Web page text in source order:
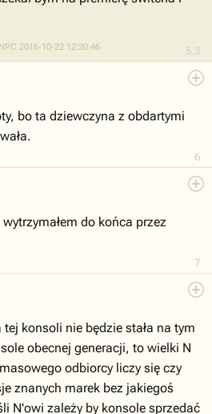
5.3
2016-10-22 12:20:46
6
bo ta dziewczyna z obdartymi
7
do końca przez
konsoli nie będzie stała na tym
obecnej generacji, to wielki N
odbiorcy liczy się czy
znanych marek bez jakiegoś
N'owi zależy by konsole sprzedać